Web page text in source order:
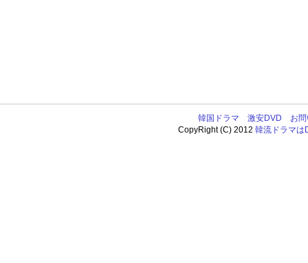
韓国ドラマ 激安DVD
お
CopyRight (C) 2012韓流ドラマは